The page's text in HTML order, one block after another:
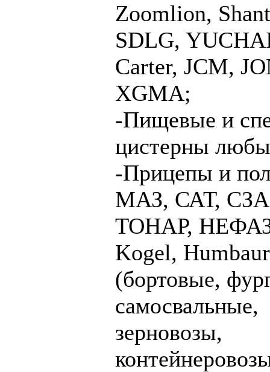
Zoomlion,
SDLG,
Carter, JCM,
XGMA;
-Пищевые и
цистерны
-Прицепы и
МАЗ, САТ,
ТОНАР,
Kogel, Humbaur
(бортовые,
самосвальные,
зерновозы,